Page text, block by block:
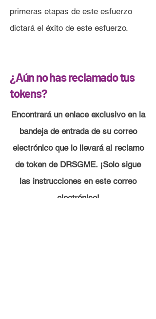
primeras etapas de este esfuerzo
dictará el éxito de este esfuerzo.
¿Aún no has reclamado tus
tokens?
Encontrará un enlace exclusivo en la
bandeja de entrada de su correo
electrónico que lo llevará al reclamo
de token de DRSGME. ¡Solo sigue
las instrucciones en este correo
electrónico!